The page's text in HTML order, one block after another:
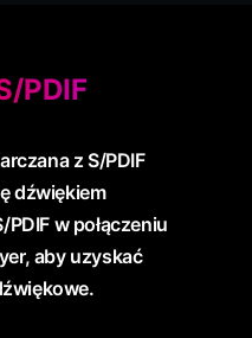
PDIF
z S/PDIF
dźwiękiem
w połączeniu
aby uzyskać